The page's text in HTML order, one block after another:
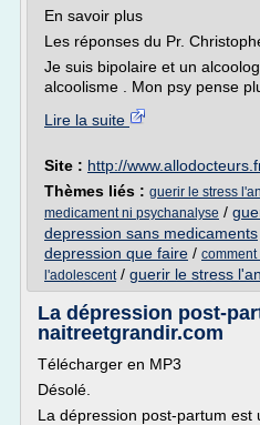
En savoir plus
Les réponses du Pr.
Je suis bipolaire et un
alcoolisme . Mon psy pense
Lire la suite
Site : http://
Thèmes liés : guerir le stress
medicament ni psychanalyse /
depression sans medicaments
depression que faire /
l'adolescent/ guerir le stress
La dépression post-
naitreetgrandir.com
Télécharger en MP3
Désolé.
La dépression post-partum est